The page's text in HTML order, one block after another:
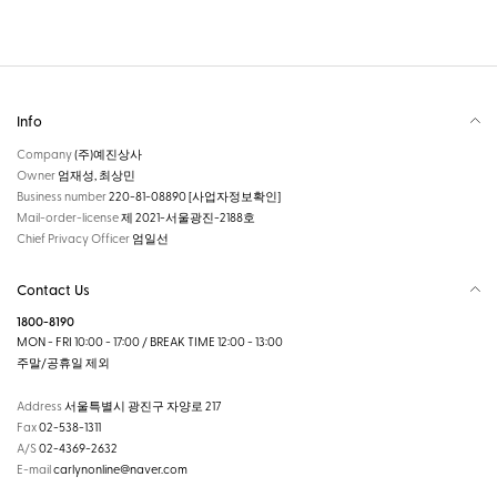
Info
Company(주)예진상사
Owner 엄재성, 최상민
Business number220-81-08890[사업자정보확인]
Mail-order-license제 2021-서울광진-2188호
Chief Privacy Officer 엄일선
Contact Us
1800-8190
MON - FRI 10:00 - 17:00 / BREAK TIME 12:00 - 13:00
주말/공휴일 제외
Address서울특별시 광진구 자양로 217
Fax02-538-1311
A/S02-4369-2632
E-mailcarlynonline@naver.com